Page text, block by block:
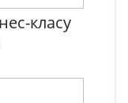
класу